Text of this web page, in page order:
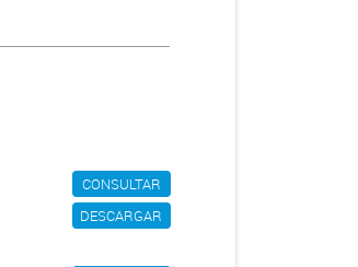
CONSULTAR
DESCARGAR